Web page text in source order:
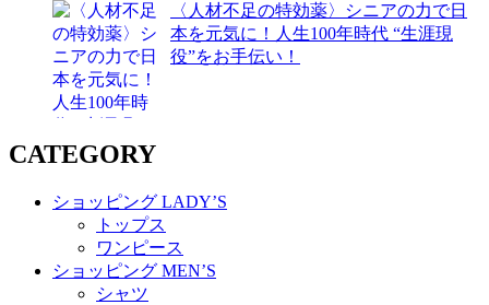
〈人材不足の特効薬〉シニアの力で日
本を元気に！人生100年時代 “生涯現
役”をお手伝い！
CATEGORY
ショッピング LADY’S
トップス
ワンピース
ショッピング MEN’S
シャツ